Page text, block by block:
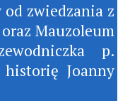
zwiedzania z
Mauzoleum
p.
historię Joanny